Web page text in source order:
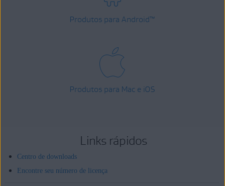
Produtos para Android™
Produtos para Mac e iOS
Links rápidos
Centro de downloads
Encontre seu número de licença